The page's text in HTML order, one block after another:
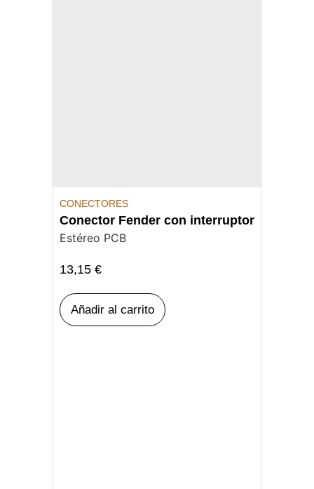
CONECTORES
Conector Fender con interruptor
Estéreo PCB
13,15 €
Añadir al carrito